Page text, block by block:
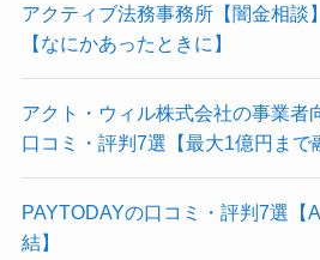
アクティブ法務事務所【闇金相談
【なにかあったときに】
アクト・ウィル株式会社の事業者
口コミ・評判7選【最大1億円まで
PAYTODAYの口コミ・評判7選【
結】